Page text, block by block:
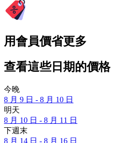
用會員價省更多
查看這些日期的價格
今晚
8 月 9 日 - 8 月 10 日
明天
8 月 10 日 - 8 月 11 日
下週末
8 月 14 日 - 8 月 16 日